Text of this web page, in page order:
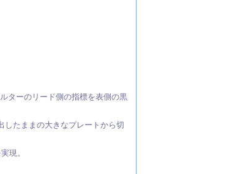
ターのリード側の指標を表側の黒
たままの大きなプレートから切
現。